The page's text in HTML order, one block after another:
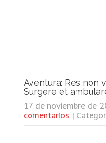
Aventura: Res non
Surgere et
17 de noviembre de
comentarios |